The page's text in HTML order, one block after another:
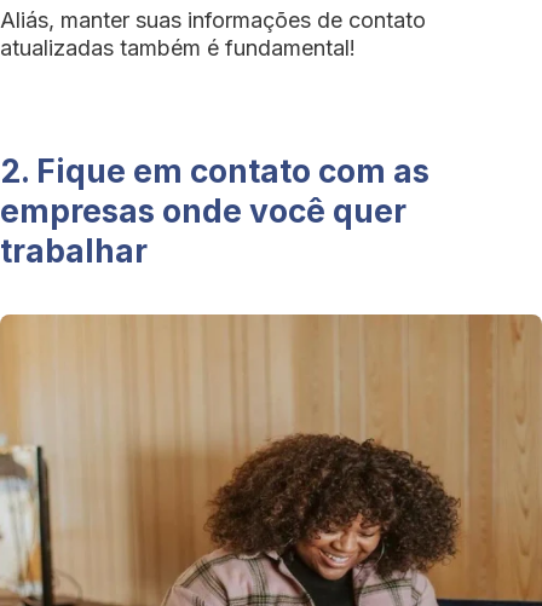
Aliás, manter suas informações de contato
atualizadas também é fundamental!
2. Fique em contato com as
empresas onde você quer
trabalhar